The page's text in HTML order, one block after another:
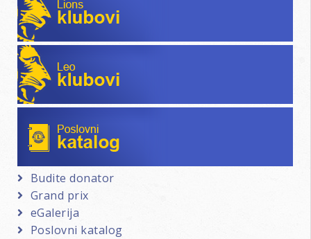
Leo klubovi
Budite donator
Grand prix
eGalerija
Poslovni katalog